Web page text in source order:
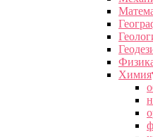
Химия